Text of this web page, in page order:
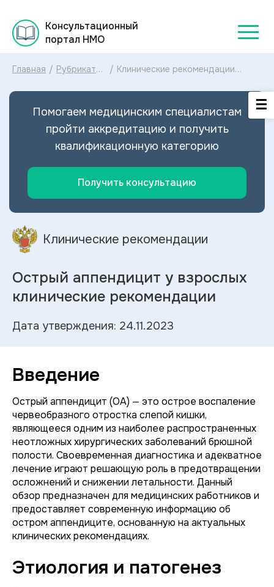
Консультационный
портал НМО
Главная / Рубрикатор
рекомендаций
/ Клинические рекомендации
МКБ-10: диагностика и лечение
Острого аппендицита у взрослых
2023
Помогаем медицинским специалистам
пройти аккредитацию и получить
квалификационную категорию
Получить консультацию
Клинические рекомендации
Острый аппендицит у взрослых
клинические рекомендации
Дата утверждения: 24.11.2023
Введение
Острый аппендицит (ОА) — это острое воспаление
червеобразного отростка слепой кишки,
являющееся одним из наиболее распространенных
неотложных хирургических заболеваний брюшной
полости. Своевременная диагностика и адекватное
лечение играют решающую роль в предотвращении
осложнений и снижении летальности. Данный
обзор предназначен для медицинских работников и
предоставляет современную информацию об
остром аппендиците, основанную на актуальных
клинических рекомендациях.
Этиология и патогенез